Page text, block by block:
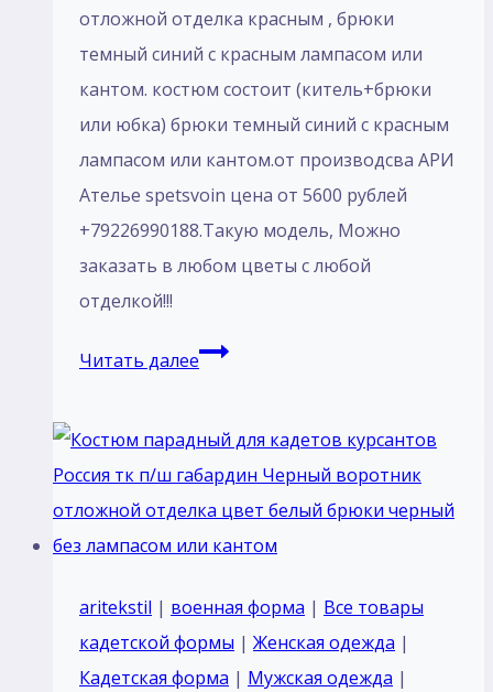
отложной отделка красным , брюки
темный синий с красным лaмпасом или
кантом. костюм состоит (китель+брюки
или юбка) брюки темный синий с красным
лaмпасом или кантом.от производсва АРИ
Ателье spetsvoin цена от 5600 рублей
+79226990188.Такую модель, Mожно
заказать в любом цветы с любой
отделкой!!!
Читать далееПошив
кадетов
тк
п/
ш
aritekstil | военная форма | Все товары
кадетской формы | Женская одежда |
Кадетская форма | Мужская одежда |